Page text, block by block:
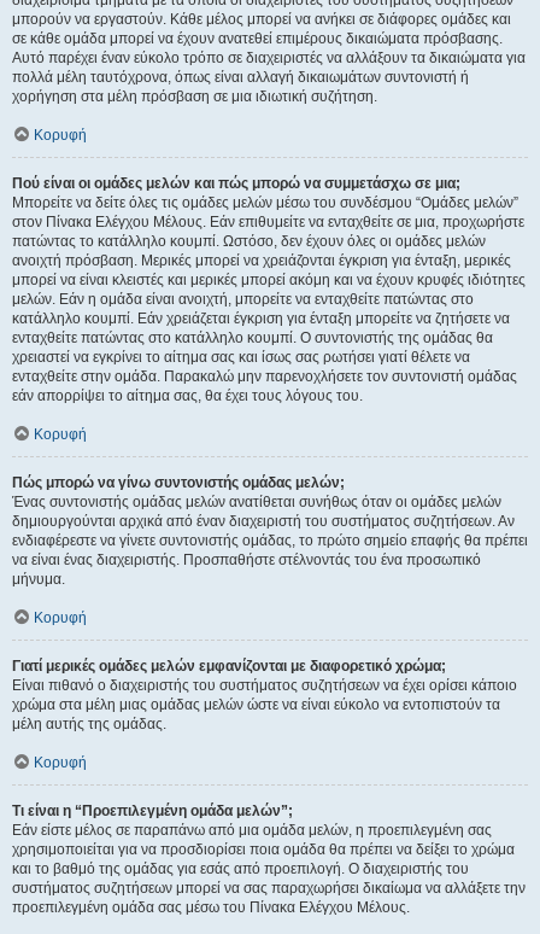
μπορούν να εργαστούν. Κάθε μέλος μπορεί να ανήκει σε διάφορες ομάδες και
σε κάθε ομάδα μπορεί να έχουν ανατεθεί επιμέρους δικαιώματα πρόσβασης.
Αυτό παρέχει έναν εύκολο τρόπο σε διαχειριστές να αλλάξουν τα δικαιώματα για
πολλά μέλη ταυτόχρονα, όπως είναι αλλαγή δικαιωμάτων συντονιστή ή
χορήγηση στα μέλη πρόσβαση σε μια ιδιωτική συζήτηση.
Κορυφή
Πού είναι οι ομάδες μελών και πώς μπορώ να συμμετάσχω σε μια;
Μπορείτε να δείτε όλες τις ομάδες μελών μέσω του συνδέσμου “Ομάδες μελών”
στον Πίνακα Ελέγχου Μέλους. Εάν επιθυμείτε να ενταχθείτε σε μια, προχωρήστε
πατώντας το κατάλληλο κουμπί. Ωστόσο, δεν έχουν όλες οι ομάδες μελών
ανοιχτή πρόσβαση. Μερικές μπορεί να χρειάζονται έγκριση για ένταξη, μερικές
μπορεί να είναι κλειστές και μερικές μπορεί ακόμη και να έχουν κρυφές ιδιότητες
μελών. Εάν η ομάδα είναι ανοιχτή, μπορείτε να ενταχθείτε πατώντας στο
κατάλληλο κουμπί. Εάν χρειάζεται έγκριση για ένταξη μπορείτε να ζητήσετε να
ενταχθείτε πατώντας στο κατάλληλο κουμπί. Ο συντονιστής της ομάδας θα
χρειαστεί να εγκρίνει το αίτημα σας και ίσως σας ρωτήσει γιατί θέλετε να
ενταχθείτε στην ομάδα. Παρακαλώ μην παρενοχλήσετε τον συντονιστή ομάδας
εάν απορρίψει το αίτημα σας, θα έχει τους λόγους του.
Κορυφή
Πώς μπορώ να γίνω συντονιστής ομάδας μελών;
Ένας συντονιστής ομάδας μελών ανατίθεται συνήθως όταν οι ομάδες μελών
δημιουργούνται αρχικά από έναν διαχειριστή του συστήματος συζητήσεων. Αν
ενδιαφέρεστε να γίνετε συντονιστής ομάδας, το πρώτο σημείο επαφής θα πρέπει
να είναι ένας διαχειριστής. Προσπαθήστε στέλνοντάς του ένα προσωπικό
μήνυμα.
Κορυφή
Γιατί μερικές ομάδες μελών εμφανίζονται με διαφορετικό χρώμα;
Είναι πιθανό ο διαχειριστής του συστήματος συζητήσεων να έχει ορίσει κάποιο
χρώμα στα μέλη μιας ομάδας μελών ώστε να είναι εύκολο να εντοπιστούν τα
μέλη αυτής της ομάδας.
Κορυφή
Τι είναι η “Προεπιλεγμένη ομάδα μελών”;
Εάν είστε μέλος σε παραπάνω από μια ομάδα μελών, η προεπιλεγμένη σας
χρησιμοποιείται για να προσδιορίσει ποια ομάδα θα πρέπει να δείξει το χρώμα
και το βαθμό της ομάδας για εσάς από προεπιλογή. Ο διαχειριστής του
συστήματος συζητήσεων μπορεί να σας παραχωρήσει δικαίωμα να αλλάξετε την
προεπιλεγμένη ομάδα σας μέσω του Πίνακα Ελέγχου Μέλους.